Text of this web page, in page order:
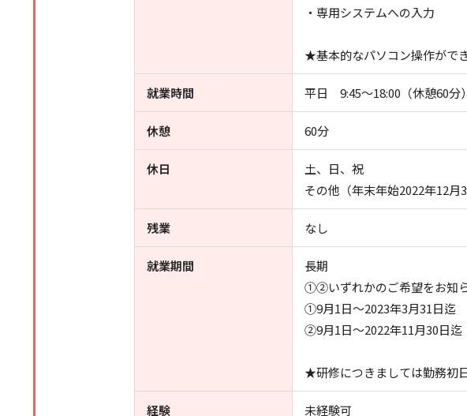
・専用システムへの入力
★基本的なパソコン操作がで
就業時間 平日 9:45～18:00（休憩60分）
休憩 60分
休日
土、日、祝
その他（年末年始2022年12月
残業 なし
就業期間
長期
①②いずれかのご希望をお知
①9月1日～2023年3月31日迄
②9月1日～2022年11月30日迄
★研修につきましては勤務初
経験 未経験可